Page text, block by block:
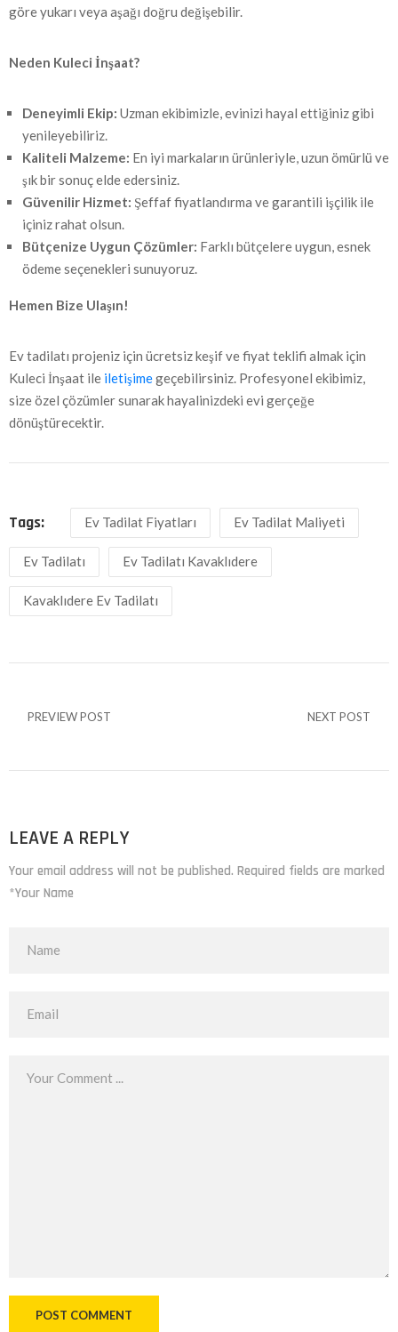
göre yukarı veya aşağı doğru değişebilir.
Neden Kuleci İnşaat?
Deneyimli Ekip: Uzman ekibimizle, evinizi hayal ettiğiniz gibi
yenileyebiliriz.
Kaliteli Malzeme: En iyi markaların ürünleriyle, uzun ömürlü ve
şık bir sonuç elde edersiniz.
Güvenilir Hizmet: Şeffaf fiyatlandırma ve garantili işçilik ile
içiniz rahat olsun.
Bütçenize Uygun Çözümler: Farklı bütçelere uygun, esnek
ödeme seçenekleri sunuyoruz.
Hemen Bize Ulaşın!
Ev tadilatı projeniz için ücretsiz keşif ve fiyat teklifi almak için
Kuleci İnşaat ile iletişimegeçebilirsiniz. Profesyonel ekibimiz,
size özel çözümler sunarak hayalinizdeki evi gerçeğe
dönüştürecektir.
Tags: Ev Tadilat Fiyatları Ev Tadilat Maliyeti
Ev Tadilatı Ev Tadilatı Kavaklıdere
Kavaklıdere Ev Tadilatı
PREVIEW POST NEXT POST
LEAVE A REPLY
Your email address will not be published. Required fields are marked
*Your Name